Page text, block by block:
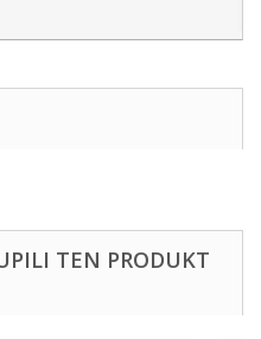
TEN PRODUKT